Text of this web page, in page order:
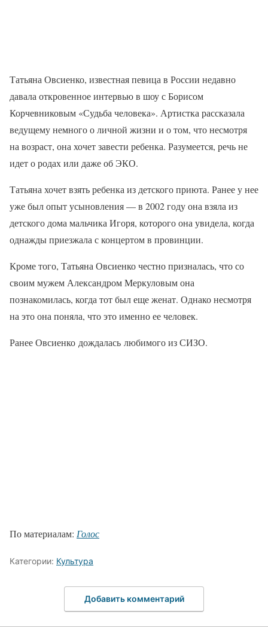
Татьяна Овсиенко, известная певица в России недавно
давала откровенное интервью в шоу с Борисом
Корчевниковым «Судьба человека». Артистка рассказала
ведущему немного о личной жизни и о том, что несмотря
на возраст, она хочет завести ребенка. Разумеется, речь не
идет о родах или даже об ЭКО.
Татьяна хочет взять ребенка из детского приюта. Ранее у нее
уже был опыт усыновления — в 2002 году она взяла из
детского дома мальчика Игоря, которого она увидела, когда
однажды приезжала с концертом в провинции.
Кроме того, Татьяна Овсиенко честно призналась, что со
своим мужем Александром Меркуловым она
познакомилась, когда тот был еще женат. Однако несмотря
на это она поняла, что это именно ее человек.
Ранее Овсиенко дождалась любимого из СИЗО.
По материалам: Голос
Категории: Культура
Добавить комментарий